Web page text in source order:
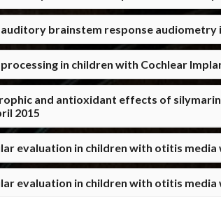
auditory brainstem response audiometry
processing in children with Cochlear
and antioxidant effects of
2015
evaluation in children with otitis media
evaluation in children with otitis